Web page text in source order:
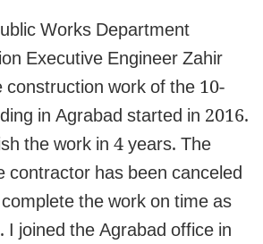
Works Department
Executive Engineer Zahir
construction work of the 10-
in Agrabad started in 2016.
the work in 4 years. The
contractor has been canceled
the work on time as
I joined the Agrabad office in